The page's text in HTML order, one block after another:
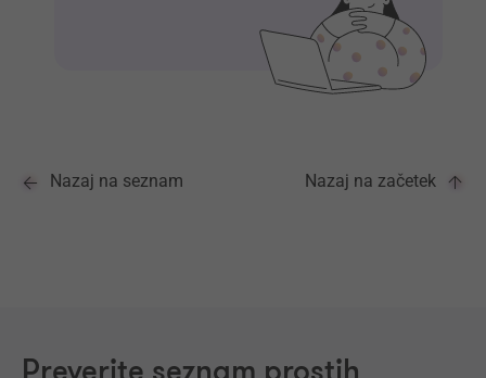
Nazaj na seznam Nazaj na začetek